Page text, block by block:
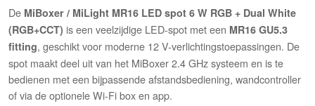
De MiBoxer / MiLight MR16 LED spot 6 W RGB + Dual White
(RGB+CCT) is een veelzijdige LED-spot met een MR16 GU5.3
fitting, geschikt voor moderne 12 V-verlichtingstoepassingen. De
spot maakt deel uit van het MiBoxer 2.4 GHz systeem en is te
bedienen met een bijpassende afstandsbediening, wandcontroller
of via de optionele Wi-Fi box en app.